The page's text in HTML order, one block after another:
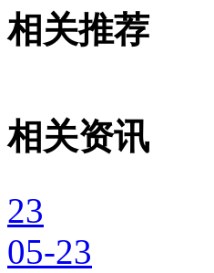
相关推荐
相关资讯
23
05-23